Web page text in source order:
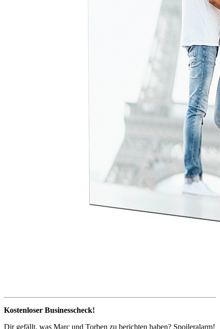
Kostenloser Businesscheck!
Dir gefällt, was Marc und Torben zu berichten haben? Spoileralarm!